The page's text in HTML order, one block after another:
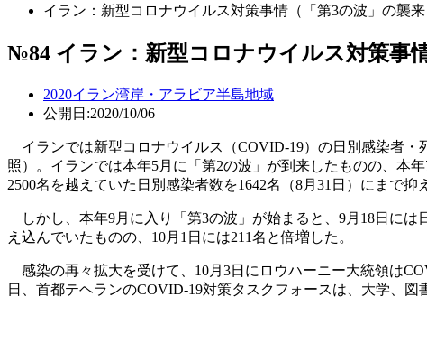
イラン：新型コロナウイルス対策事情（「第3の波」の襲来
№84 イラン：新型コロナウイルス対策事
2020イラン湾岸・アラビア半島地域
公開日:2020/10/06
イランでは新型コロナウイルス（COVID-19）の日別感染者・
照）。イランでは本年5月に「第2の波」が到来したものの、本
2500名を越えていた日別感染者数を1642名（8月31日）にまで抑
しかし、本年9月に入り「第3の波」が始まると、9月18日には
え込んでいたものの、10月1日には211名と倍増した。
感染の再々拡大を受けて、10月3日にロウハーニー大統領は
日、首都テヘランのCOVID-19対策タスクフォースは、大学、